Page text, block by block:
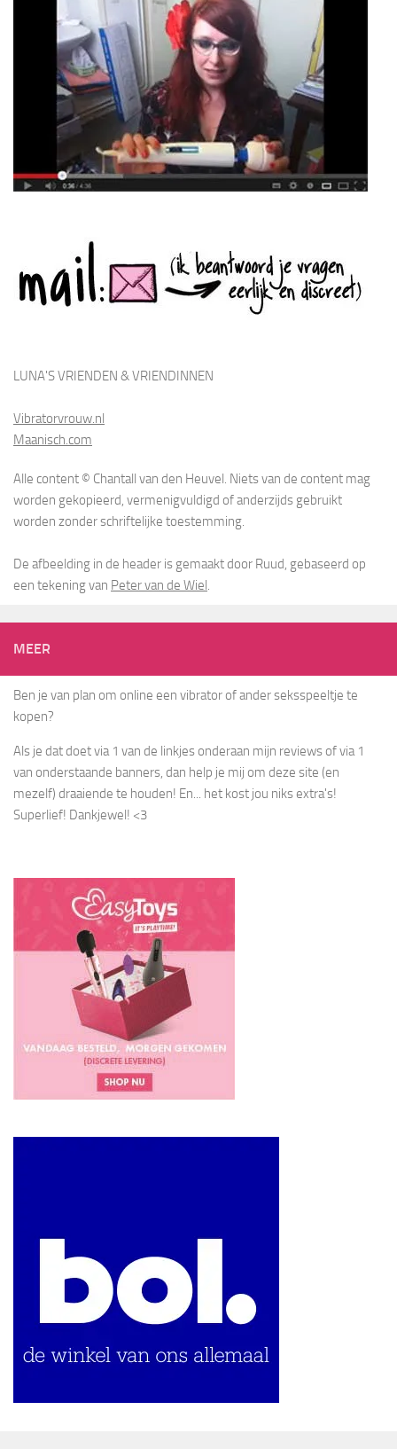
LUNA'S VRIENDEN & VRIENDINNEN
Vibratorvrouw.nl
Maanisch.com
Alle content © Chantall van den Heuvel. Niets van de content mag
worden gekopieerd, vermenigvuldigd of anderzijds gebruikt
worden zonder schriftelijke toestemming.
De afbeelding in de header is gemaakt door Ruud, gebaseerd op
een tekening van Peter van de Wiel
MEER
Ben je van plan om online een vibrator of ander seksspeeltje te
kopen?
Als je dat doet via 1 van de linkjes onderaan mijn reviews of via 1
van onderstaande banners, dan help je mij om deze site (en
mezelf) draaiende te houden! En... het kost jou niks extra's!
Superlief! Dankjewel! <3